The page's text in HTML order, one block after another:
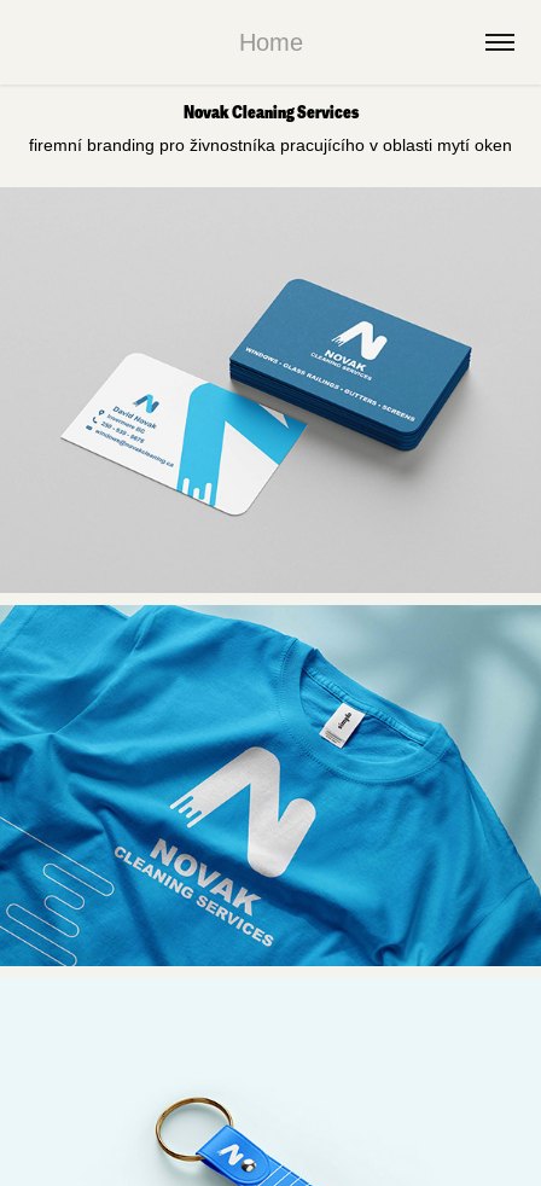
Home
Novak Cleaning Services
firemní branding pro živnostníka pracujícího v oblasti mytí oken